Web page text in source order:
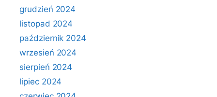
grudzień 2024
listopad 2024
październik 2024
wrzesień 2024
sierpień 2024
lipiec 2024